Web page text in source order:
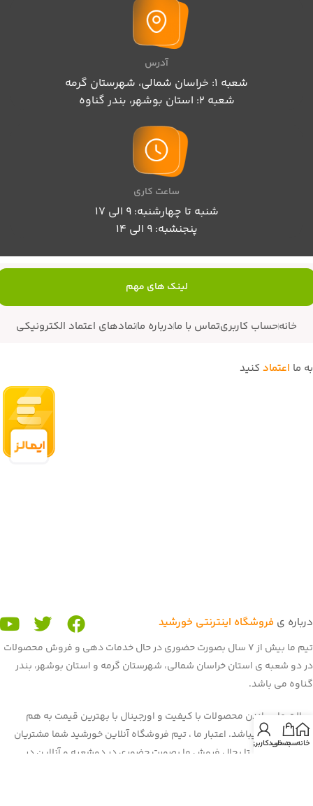
آدرس
شعبه 1: خراسان شمالی، شهرستان گرمه
شعبه 2: استان بوشهر، بندر گناوه
ساعت کاری
شنبه تا چهارشنبه: 9 الی 17
پنجنشبه: 9 الی 14
لینک های مهم
خانهحساب کاربریتماس با مادرباره مانمادهای اعتماد الکترونیکی
درباره ی فروشگاه اینترنتی خورشید
تیم ما بیش از 7 سال بصورت حضوری در حال خدمات دهی و فروش محصولات
در دو شعبه ی استان خراسان شمالی، شهرستان گرمه و استان بوشهر، بندر
گناوه می باشد.
رسالت ما رساندن محصولات با کیفیت و اورجینال با بهترین قیمت به هم
میهنان عزیز میباشد. اعتبار ما ، تیم فروشگاه آنلاین خورشید شما مشتریان
عزیز می باشید. تا بحال فروش ما بصورت حضوری در دوشعبه و آنلاین در
به ما اعتماد کنید
خانهسبد خرید
حساب کاربری من